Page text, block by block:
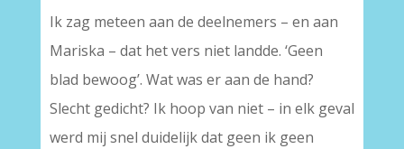
Ik zag meteen aan de deelnemers – en aan
Mariska – dat het vers niet landde. ‘Geen
blad bewoog’. Wat was er aan de hand?
Slecht gedicht? Ik hoop van niet – in elk geval
werd mij snel duidelijk dat geen ik geen